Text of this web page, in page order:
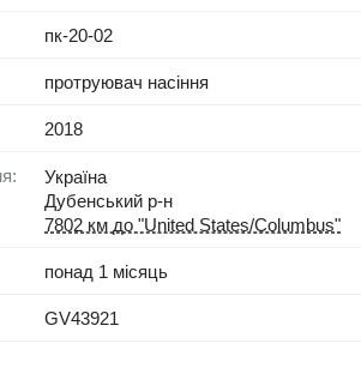
пк-20-02
протруювач насіння
2018
Україна
Дубенський р-н
7802 км до "United States/Columbus"
понад 1 місяць
GV43921